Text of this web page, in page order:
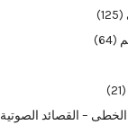
(125)
(64)
(21)
– القصائد الصوتية